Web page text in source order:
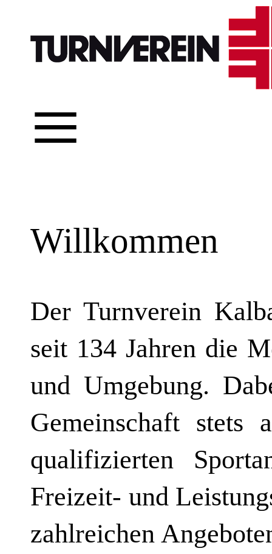
≡
Willkommen
Der Turnverein
seit 134 Jahren die
und Umgebung.
Gemeinschaft stets
qualifizierten
Freizeit- und
zahlreichen